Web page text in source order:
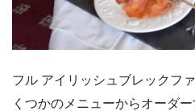
フル アイリッシュブレックフ
くつかのメニューからオーダー